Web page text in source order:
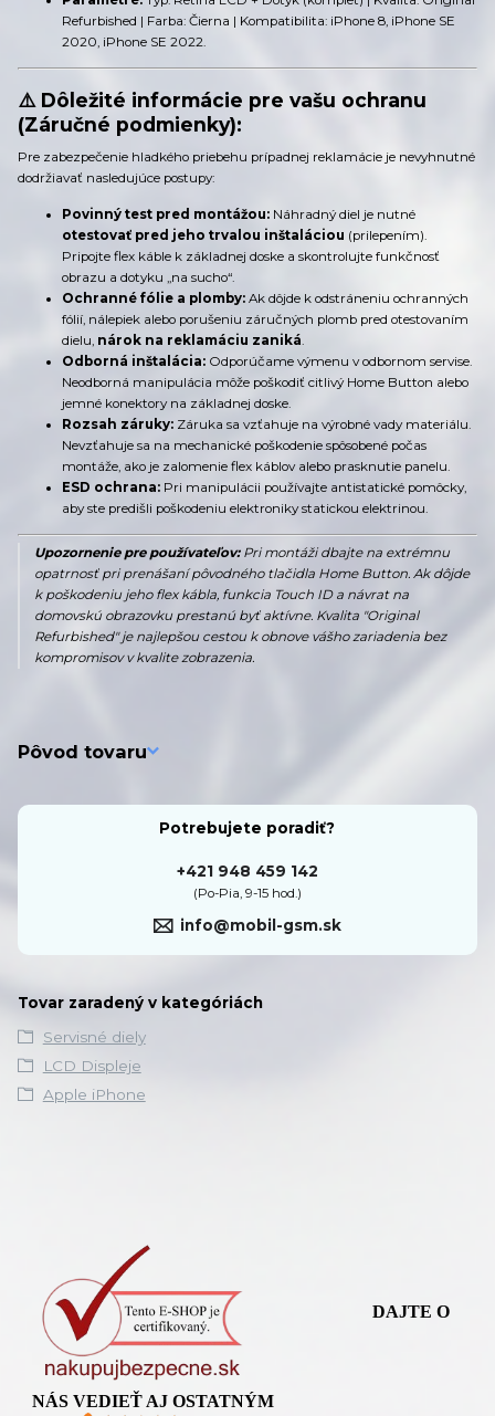
Refurbished | Farba: Čierna | Kompatibilita: iPhone 8, iPhone SE
2020, iPhone SE 2022.
⚠️ Dôležité informácie pre vašu ochranu
(Záručné podmienky):
Pre zabezpečenie hladkého priebehu prípadnej reklamácie je nevyhnutné
dodržiavať nasledujúce postupy:
Povinný test pred montážou: Náhradný diel je nutné
otestovať pred jeho trvalou inštaláciou (prilepením).
Pripojte flex káble k základnej doske a skontrolujte funkčnosť
obrazu a dotyku „na sucho“.
Ochranné fólie a plomby: Ak dôjde k odstráneniu ochranných
fólií, nálepiek alebo porušeniu záručných plomb pred otestovaním
dielu, nárok na reklamáciu zaniká
Odborná inštalácia: Odporúčame výmenu v odbornom servise.
Neodborná manipulácia môže poškodiť citlivý Home Button alebo
jemné konektory na základnej doske.
Rozsah záruky: Záruka sa vzťahuje na výrobné vady materiálu.
Nevzťahuje sa na mechanické poškodenie spôsobené počas
montáže, ako je zalomenie flex káblov alebo prasknutie panelu.
ESD ochrana: Pri manipulácii používajte antistatické pomôcky,
aby ste predišli poškodeniu elektroniky statickou elektrinou.
Upozornenie pre používateľov:Pri montáži dbajte na extrémnu
opatrnosť pri prenášaní pôvodného tlačidla Home Button. Ak dôjde
k poškodeniu jeho flex kábla, funkcia Touch ID a návrat na
domovskú obrazovku prestanú byť aktívne. Kvalita "Original
Refurbished" je najlepšou cestou k obnove vášho zariadenia bez
kompromisov v kvalite zobrazenia.
Pôvod tovaru
Potrebujete poradiť?
+421 948 459 142
(Po-Pia, 9-15 hod.)
info@mobil-gsm.sk
Tovar zaradený v kategóriách
Servisné diely
LCD Displeje
Apple iPhone
DAJTE O
NÁS VEDIEŤ AJ OSTATNÝM